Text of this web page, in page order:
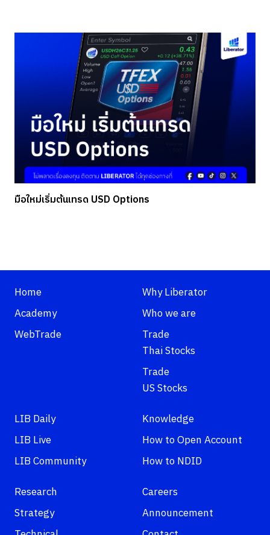
มือใหม่เริ่มต้นเทรด USD Options
Home
Academy
WebTrade
Why Liberator
Who we are
Trade
Thai Stocks
Trade
US Stocks
LIB Daily
LIB Live
LIB Community
Knowledge
How to Open Account
How to NDID
Research
Strategy
Careers
Announcement